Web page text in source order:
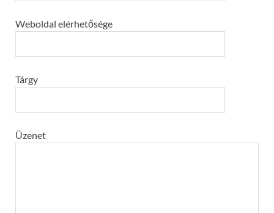
Weboldal elérhetősége
Tárgy
Üzenet